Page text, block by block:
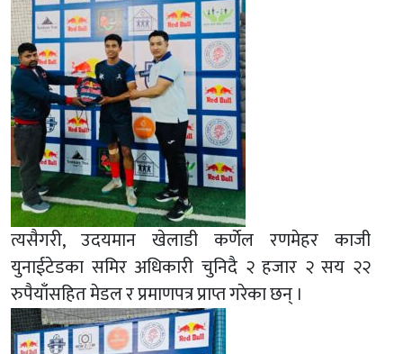
त्यसैगरी, उदयमान खेलाडी कर्णेल रणमेहर काजी
युनाईटेडका समिर अधिकारी चुनिदै २ हजार २ सय २२
रुपैयाँसहित मेडल र प्रमाणपत्र प्राप्त गरेका छन् ।